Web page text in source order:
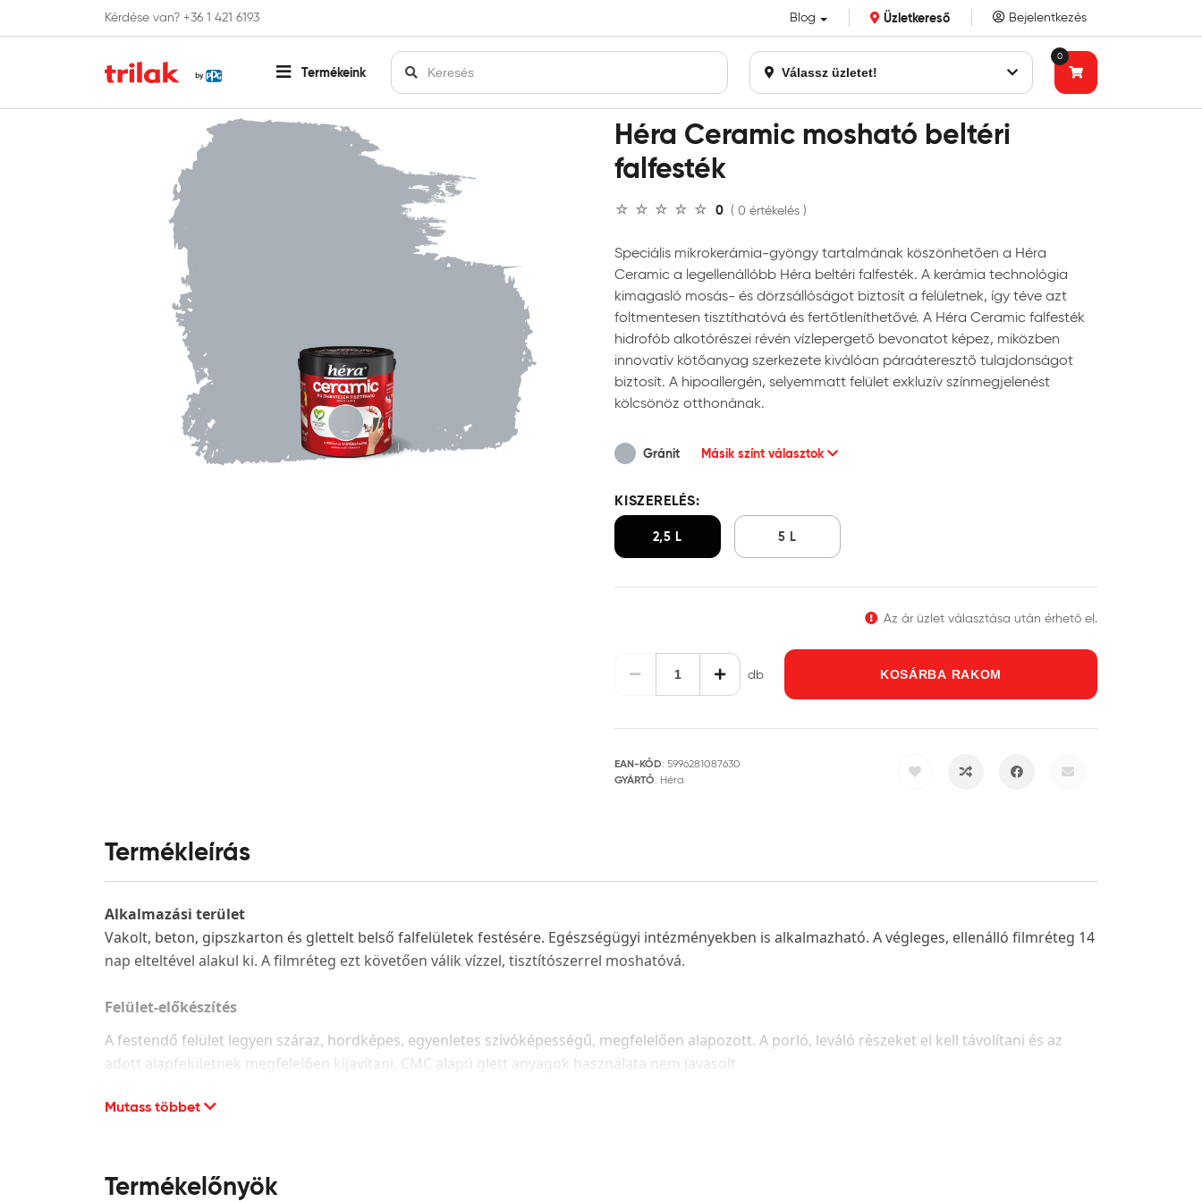
Kérdése van? +36 1 421 6193 Blog Üzletkereső Bejelentkezés
Termékeink Válassz üzletet!
0
Fontos tájékoztatás! Webshopunk hamarosan bezárásra kerül. Kérjük, új rendelést már ne adjon le. Köszönjük eddigi bizalmát!
Héra Ceramic mosható beltéri
falfesték
0 ( 0 értékelés )
Speciális mikrokerámia-gyöngy tartalmának köszönhetően a Héra
Ceramic a legellenállóbb Héra beltéri falfesték. A kerámia technológia
kimagasló mosás- és dörzsállóságot biztosít a felületnek, így téve azt
foltmentesen tisztíthatóvá és fertőtleníthetővé. A Héra Ceramic falfesték
hidrofób alkotórészei révén vízlepergető bevonatot képez, miközben
innovatív kötőanyag szerkezete kiválóan páraáteresztő tulajdonságot
biztosít. A hipoallergén, selyemmatt felület exkluzív színmegjelenést
kölcsönöz otthonának.
Gránit Másik színt választok
KISZERELÉS:
2,5 L 5 L
Az ár üzlet választása után érhető el.
db KOSÁRBA RAKOM
EAN-KÓD: 5996281087630
GYÁRTÓ: Héra
Termékleírás
Alkalmazási terület
Vakolt, beton, gipszkarton és glettelt belső falfelületek festésére. Egészségügyi intézményekben is alkalmazható. A végleges, ellenálló filmréteg 14
nap elteltével alakul ki. A filmréteg ezt követően válik vízzel, tisztítószerrel moshatóvá.
Felület-előkészítés
A festendő felület legyen száraz, hordképes, egyenletes szívóképességű, megfelelően alapozott. A porló, leváló részeket el kell távolítani és az
adott alapfelületnek megfelelően kijavítani. CMC alapú glett anyagok használata nem javasolt
Régi, már festett felületek:
Mutass többet
Termékelőnyök